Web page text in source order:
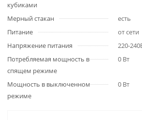
кубиками
Мерный стакан
есть
Питание
от сети
Напряжение питания
220-
Потребляемая мощность в
спящем режиме
0 Вт
Мощность в выключенном
режиме
0 Вт